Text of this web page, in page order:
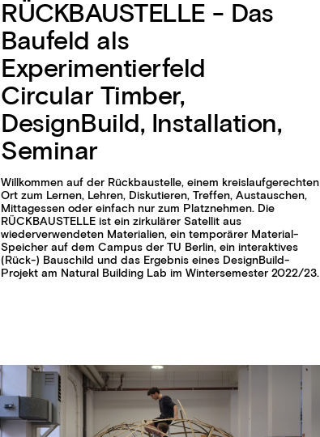
RÜCKBAUSTELLE - Das
Baufeld als
Experimentierfeld
Circular Timber,
DesignBuild, Installation,
Seminar
Willkommen auf der Rückbaustelle, einem kreislaufgerechten
Ort zum Lernen, Lehren, Diskutieren, Treffen, Austauschen,
Mittagessen oder einfach nur zum Platznehmen. Die
RÜCKBAUSTELLE ist ein zirkulärer Satellit aus
wiederverwendeten Materialien, ein temporärer Material-
Speicher auf dem Campus der TU Berlin, ein interaktives
(Rück-) Bauschild und das Ergebnis eines DesignBuild-
Projekt am Natural Building Lab im Wintersemester 2022/23.